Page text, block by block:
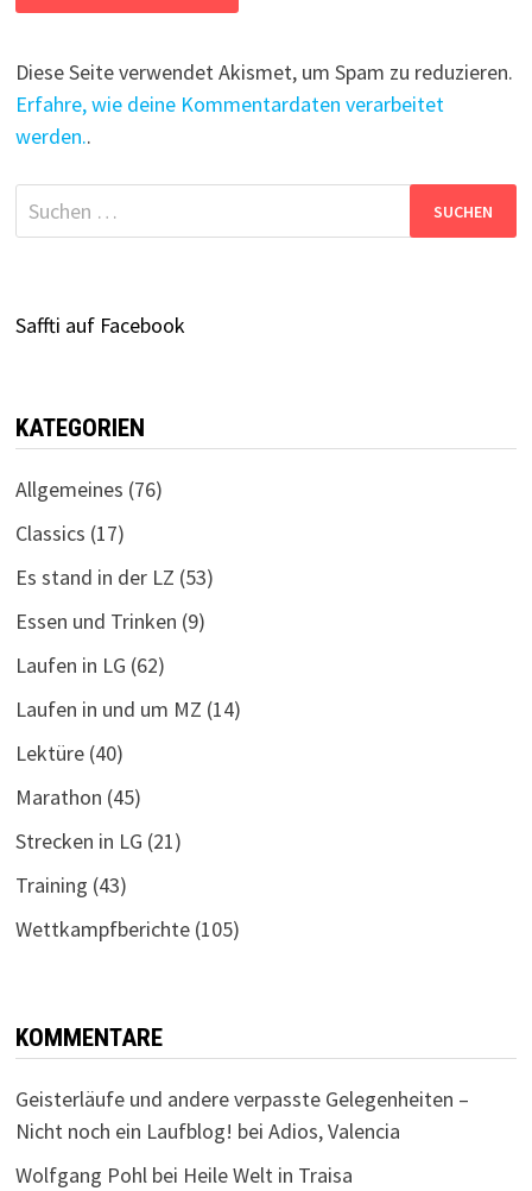
Diese Seite verwendet Akismet, um Spam zu reduzieren.
Erfahre, wie deine Kommentardaten verarbeitet
werden..
Suchen
nach:
Saffti auf Facebook
KATEGORIEN
Allgemeines (76)
Classics (17)
Es stand in der LZ (53)
Essen und Trinken (9)
Laufen in LG (62)
Laufen in und um MZ (14)
Lektüre(40)
Marathon (45)
Strecken in LG (21)
Training (43)
Wettkampfberichte(105)
KOMMENTARE
Geisterläufe und andere verpasste Gelegenheiten –
Nicht noch ein Laufblog! bei Adios, Valencia
Wolfgang Pohlbei Heile Welt in Traisa